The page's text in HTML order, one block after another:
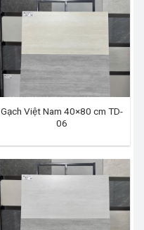
Gạch Việt Nam 40×80 cm TD-
06